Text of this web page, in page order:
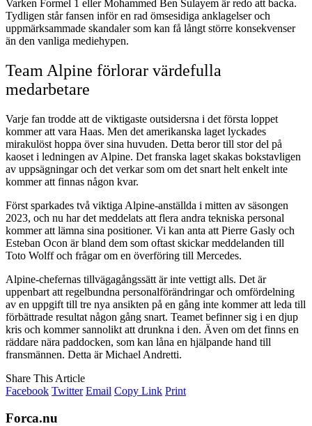
Varken Formel 1 eller Mohammed Ben Sulayem är redo att backa.
Tydligen står fansen inför en rad ömsesidiga anklagelser och
uppmärksammade skandaler som kan få långt större konsekvenser
än den vanliga mediehypen.
Team Alpine förlorar värdefulla
medarbetare
Varje fan trodde att de viktigaste outsidersna i det första loppet
kommer att vara Haas. Men det amerikanska laget lyckades
mirakulöst hoppa över sina huvuden. Detta beror till stor del på
kaoset i ledningen av Alpine. Det franska laget skakas bokstavligen
av uppsägningar och det verkar som om det snart helt enkelt inte
kommer att finnas någon kvar.
Först sparkades två viktiga Alpine-anställda i mitten av säsongen
2023, och nu har det meddelats att flera andra tekniska personal
kommer att lämna sina positioner. Vi kan anta att Pierre Gasly och
Esteban Ocon är bland dem som oftast skickar meddelanden till
Toto Wolff och frågar om en överföring till Mercedes.
Alpine-chefernas tillvägagångssätt är inte vettigt alls. Det är
uppenbart att regelbundna personalförändringar och omfördelning
av en uppgift till tre nya ansikten på en gång inte kommer att leda till
förbättrade resultat någon gång snart. Teamet befinner sig i en djup
kris och kommer sannolikt att drunkna i den. Även om det finns en
räddare nära paddocken, som kan låna en hjälpande hand till
fransmännen. Detta är Michael Andretti.
Share This Article
Facebook Twitter Email Copy Link Print
Forca.nu